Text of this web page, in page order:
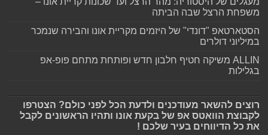
משפחת הרצל שבה הביתה
הסטארטאפ "דונדי" של היזמים מקריית אונו והבירה שנמכר
במיליוני דולרים
ALLIN משיקה חטיף חלבון חדש ופותחת מתחם פופ-אפ
בגלילות
רוצים להשאר מעודכנים ולדעת הכל לפני כולם? הצטרפו
לקבוצת הוואטס אפ של בקעת אונו ותהיו הראשונים לקבל
את כל הדיווחים בעיר שלכם !